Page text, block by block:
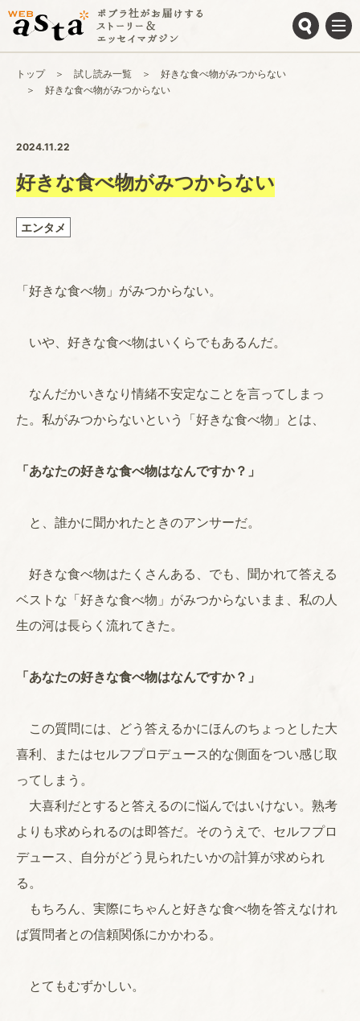
トップ 試し読み一覧
好きな食べ物がみつからない
好きな食べ物がみつからない
2024.11.22
好きな食べ物がみつからない
エンタメ
「好きな食べ物」がみつからない。
いや、好きな食べ物はいくらでもあるんだ。
なんだかいきなり情緒不安定なことを言ってしまっ
た。私がみつからないという「好きな食べ物」とは、
「あなたの好きな食べ物はなんですか？」
と、誰かに聞かれたときのアンサーだ。
好きな食べ物はたくさんある、でも、聞かれて答える
ベストな「好きな食べ物」がみつからないまま、私の人
生の河は長らく流れてきた。
「あなたの好きな食べ物はなんですか？」
この質問には、どう答えるかにほんのちょっとした大
喜利、またはセルフプロデュース的な側面をつい感じ取
ってしまう。
大喜利だとすると答えるのに悩んではいけない。熟考
よりも求められるのは即答だ。そのうえで、セルフプロ
デュース、自分がどう見られたいかの計算が求められ
る。
もちろん、実際にちゃんと好きな食べ物を答えなけれ
ば質問者との信頼関係にかかわる。
とてもむずかしい。